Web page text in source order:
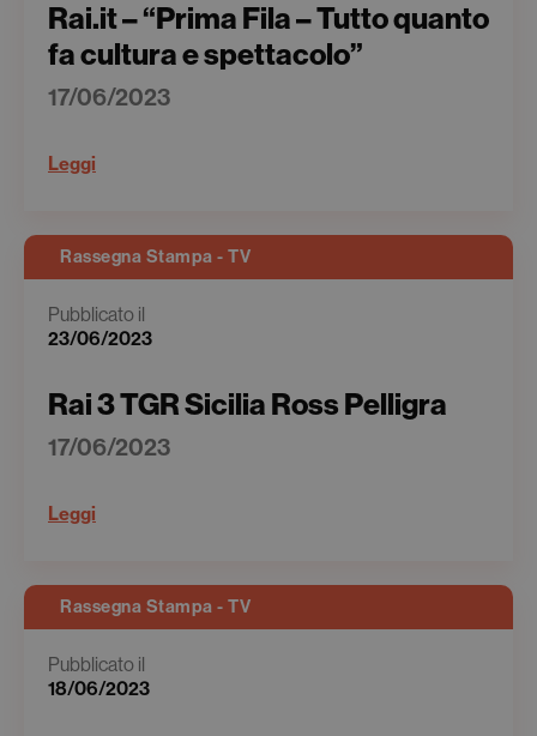
Rai.it – “Prima Fila – Tutto quanto
fa cultura e spettacolo”
17/06/2023
Leggi
Rassegna Stampa - TV
Pubblicato il
23/06/2023
Rai 3 TGR Sicilia Ross Pelligra
17/06/2023
Leggi
Rassegna Stampa - TV
Pubblicato il
18/06/2023